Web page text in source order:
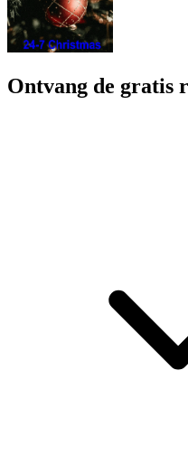
Ontvang de gratis